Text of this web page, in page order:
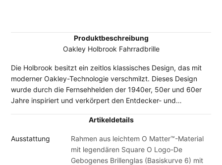
Produktbeschreibung
Oakley Holbrook Fahrradbrille
Die Holbrook besitzt ein zeitlos klassisches Design, das mit
moderner Oakley-Technologie verschmilzt. Dieses Design
wurde durch die Fernsehhelden der 1940er, 50er und 60er
Jahre inspiriert und verkörpert den Entdecker- und
erhält Designakzente durch Metall-Nieten und Oakley-Icons
von Performance und Style suchen.
Artikeldetails
Ausstattung
Rahmen aus leichtem O Matter™-Material
mit legendären Square O Logo-De
Gebogenes Brillenglas (Basiskurve 6) mit